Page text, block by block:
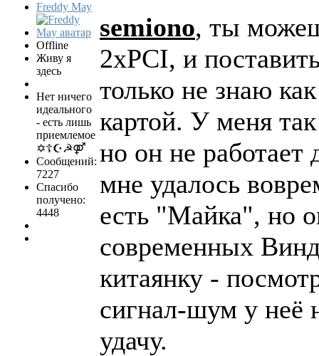
Freddy May
Offline
Живу я
здесь
Нет ничего
идеального
- есть лишь
приемлемое
✡☦☪☭⚤
Сообщений:
7227
Спасибо
получено:
4448
semiono, ты
2хPCI, и
только не знаю
картой. У меня
но он не
мне удалось
есть "Майка", но
современных
китаянку -
сигнал-шум у неё
удачу.